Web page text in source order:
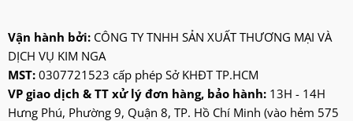
kangaroo
kangen
kdk
ktp
Vận hành bởi: CÔNG TY TNHH SẢN XUẤT THƯƠNG MẠI VÀ
DỊCH VỤ KIM NGA
MST: 0307721523 cấp phép Sở KHĐT TP.HCM
VP giao dịch & TT xử lý đơn hàng, bảo hành:13H - 14H
Hưng Phú, Phường 9, Quận 8, TP. Hồ Chí Minh (vào hẻm 575